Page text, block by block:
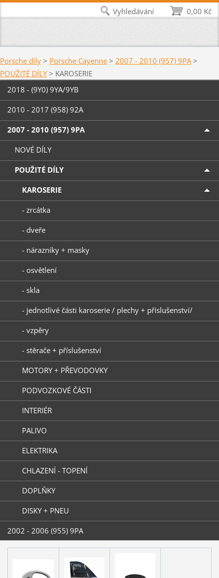
Porsche díly > Porsche Cayenne > 2007 - 2010 (957) 9PA >
POUŽITÉ DÍLY > KAROSERIE
2018 - (9Y0) 9YA/9YB
2010 - 2017 (958) 92A
2007 - 2010 (957) 9PA
NOVÉ DÍLY
POUŽITÉ DÍLY
KAROSERIE
- zrcátka
- dveře
- nárazníky + masky
- osvětlení
- skla
- jednotlivé části karoserie / plechy + příslušenství/
- vzpěry
- stěrače + příslušenství
MOTORY + PŘEVODOVKY
PODVOZKOVÉ ČÁSTI
INTERIÉR
PALIVO
ELEKTRIKA
CHLAZENÍ - TOPENÍ
DOPLŇKY
DISKY + PNEU
2002 - 2006 (955) 9PA
0,00 Kč
Vyhledávání